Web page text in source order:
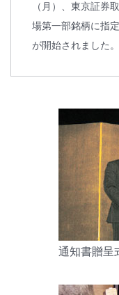
（月）、東京証券
場第一部銘柄に指
が開始されました。
通知書贈呈